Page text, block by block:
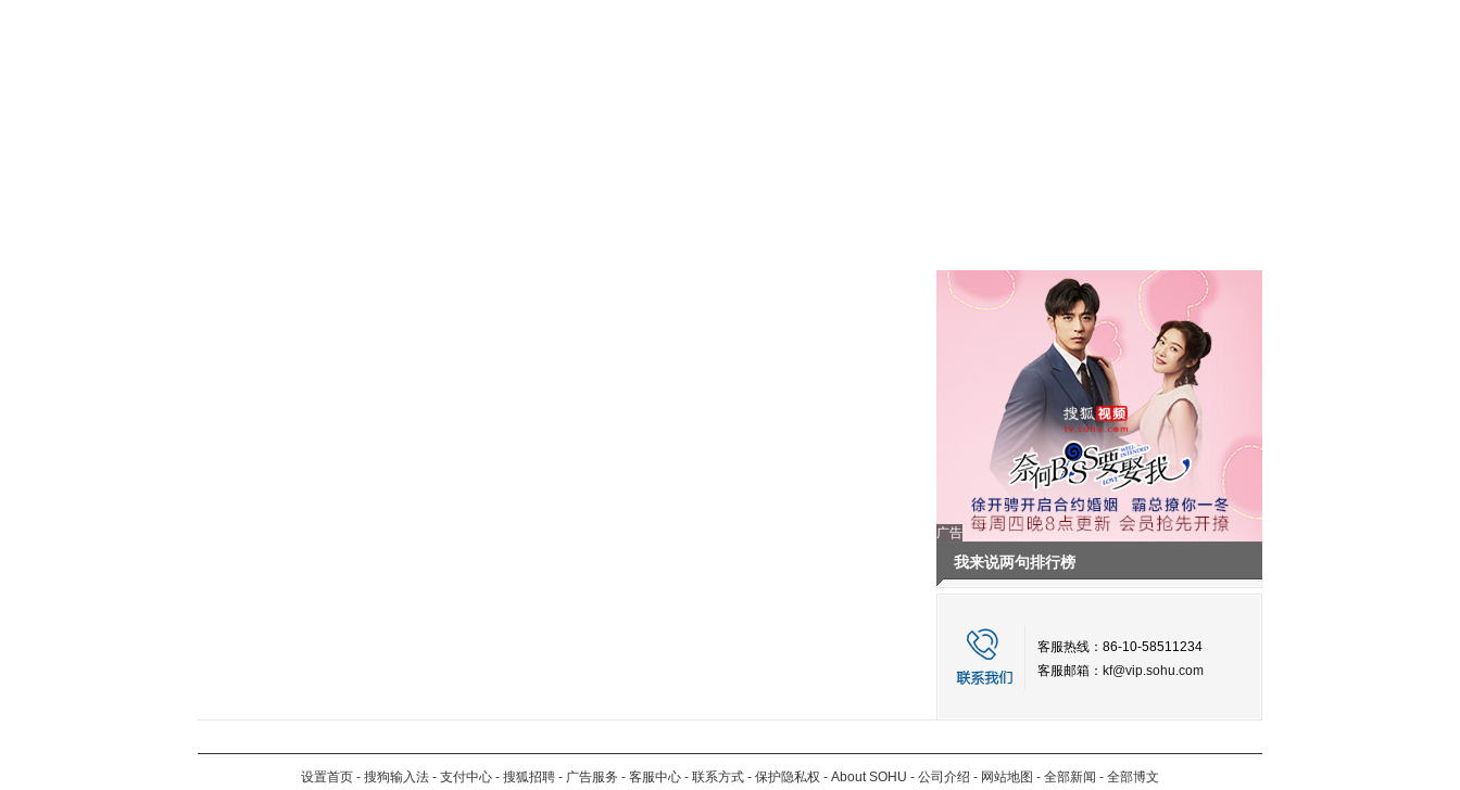
广告
我来说两句排行榜
客服热线：86-10-58511234
客服邮箱： kf@vip.sohu.com
设置首页 - 搜狗输入法 - 支付中心 - 搜狐招聘 - 广告服务 - 客服中心 - 联系方式 - 保护隐私权 - About SOHU - 公司介绍 - 网站地图 - 全部新闻 - 全部博文